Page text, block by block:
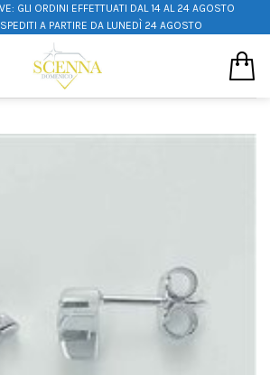
GLI ORDINI EFFETTUATI DAL 14 AL 24 AGOSTO
A PARTIRE DA LUNEDÌ 24 AGOSTO